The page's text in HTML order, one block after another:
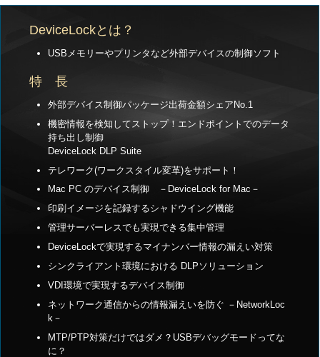
DeviceLockとは？
USBメモリーやプリンタなど外部デバイスの制御ソフト
特 長
外部デバイス制御パッケージ出荷金額シェアNo.1
機密情報を検知してストップ！エンドポイントでのデータ
持ち出し制御
DeviceLock DLP Suite
テレワーク(ワークスタイル変革)をサポート！
Mac PC のデバイス制御 －DeviceLock for Mac－
印刷イメージを記録するシャドウイング機能
管理サーバーレスでも実現できる集中管理
DeviceLockで実現するマイナンバー情報の漏えい対策
シンクライアント環境における DLPソリューション
VDI環境で実現するデバイス制御
ネットワーク通信からの情報漏えいを防ぐ －NetworkLoc
k－
MTP/PTP対策だけではダメ？USBデバッグモードってな
に？